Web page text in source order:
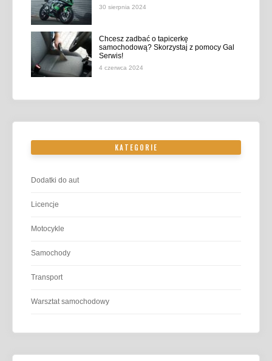
30 sierpnia 2024
Chcesz zadbać o tapicerkę
samochodową? Skorzystaj z pomocy Gal
Serwis!
4 czerwca 2024
KATEGORIE
Dodatki do aut
Licencje
Motocykle
Samochody
Transport
Warsztat samochodowy